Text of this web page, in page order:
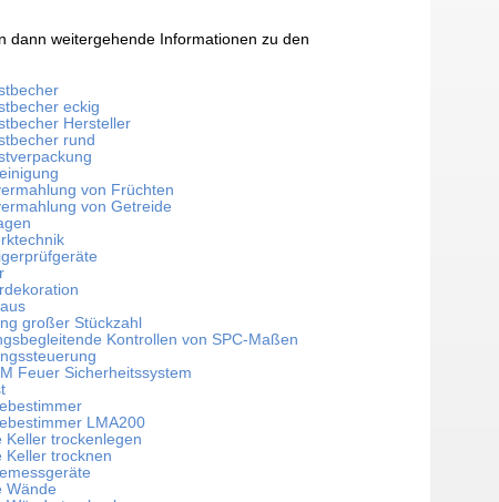
dann weitergehende Informationen zu den
eckig
Hersteller
rund
von Früchten
von Getreide
großer Stückzahl
Kontrollen von SPC-Maßen
Feuer Sicherheitssystem
LMA200
Keller trockenlegen
Keller trocknen
Wände